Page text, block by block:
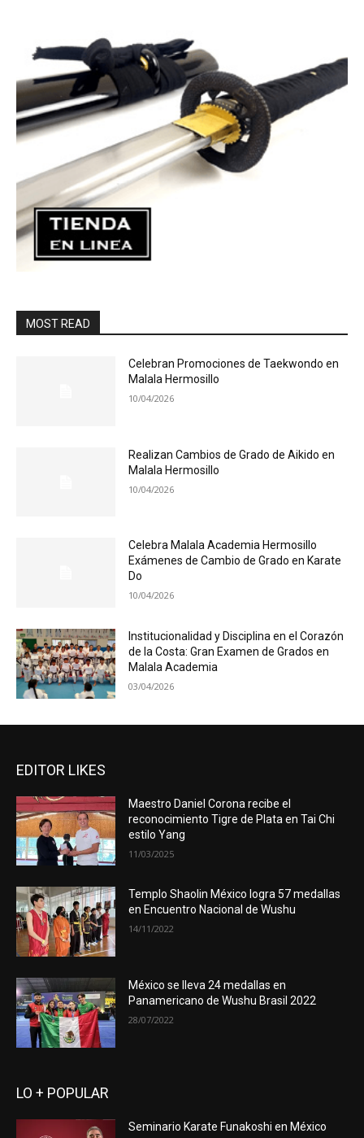
MOST READ
Celebran Promociones de Taekwondo en
Malala Hermosillo
10/04/2026
Realizan Cambios de Grado de Aikido en
Malala Hermosillo
10/04/2026
Celebra Malala Academia Hermosillo
Exámenes de Cambio de Grado en Karate
Do
10/04/2026
Institucionalidad y Disciplina en el Corazón
de la Costa: Gran Examen de Grados en
Malala Academia
03/04/2026
EDITOR LIKES
Maestro Daniel Corona recibe el
reconocimiento Tigre de Plata en Tai Chi
estilo Yang
11/03/2025
Templo Shaolin México logra 57 medallas
en Encuentro Nacional de Wushu
14/11/2022
México se lleva 24 medallas en
Panamericano de Wushu Brasil 2022
28/07/2022
LO + POPULAR
Seminario Karate Funakoshi en México